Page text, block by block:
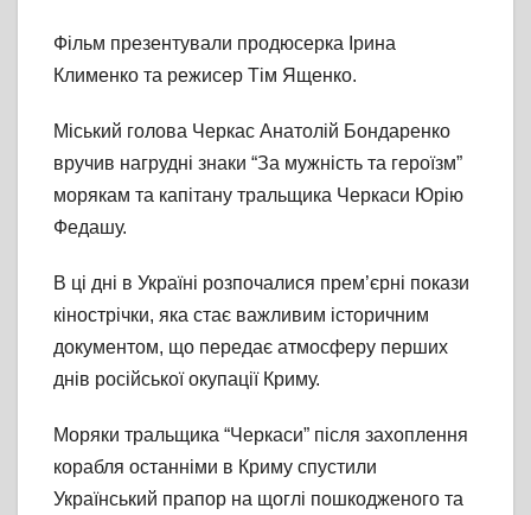
Фільм презентували продюсерка Ірина
Клименко та режисер Тім Ященко.
Міський голова Черкас Анатолій Бондаренко
вручив нагрудні знаки “За мужність та героїзм”
морякам та капітану тральщика Черкаси Юрію
Федашу.
В ці дні в Україні розпочалися прем’єрні покази
кінострічки, яка стає важливим історичним
документом, що передає атмосферу перших
днів російської окупації Криму.
Моряки тральщика “Черкаси” після захоплення
корабля останніми в Криму спустили
Український прапор на щоглі пошкодженого та